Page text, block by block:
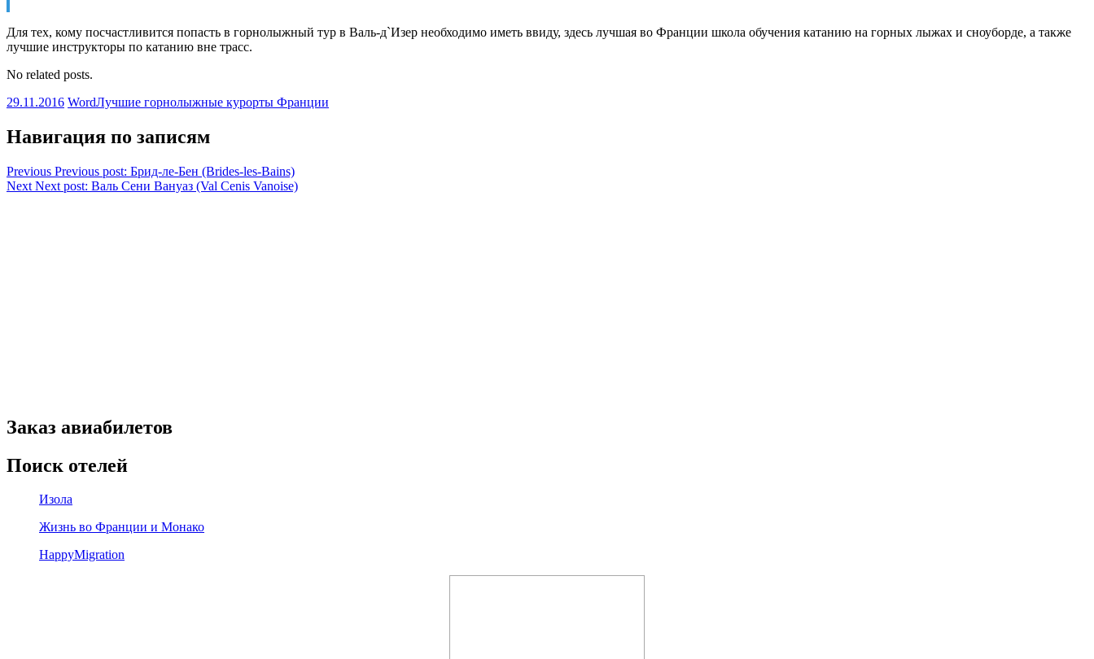
Для тех, кому посчастливится попасть в горнолыжный тур в Валь-д`Изер необходимо иметь ввиду, здесь лучшая во Франции школа обучения катанию на горных лыжах и сноуборде, а также
лучшие инструкторы по катанию вне трасс.
No related posts.
29.11.2016 WordЛучшие горнолыжные курорты Франции
Навигация по записям
Previous Previous post: Брид-ле-Бен (Brides-les-Bains)
Next Next post: Валь Сени Вануаз (Val Cenis Vanoise)
Заказ авиабилетов
Поиск отелей
Изола
Жизнь во Франции и Монако
HappyMigration